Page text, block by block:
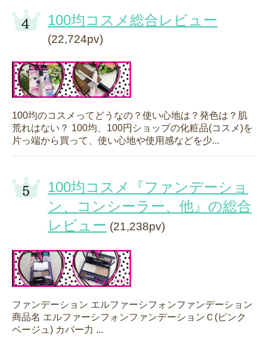
100均コスメ総合レビュー
(22,724pv)
100均のコスメってどうなの？使い心地は？発色は？肌
荒れはない？ 100均、100円ショップの化粧品(コスメ)を
片っ端から買って、使い心地や使用感などを少...
100均コスメ『ファンデーショ
ン、コンシーラー、他』の総合
レビュー (21,238pv)
ファンデーション エルファーシフォンファンデーション
商品名 エルファーシフォンファンデーションＣ(ピンク
ベージュ) カバー力 ...